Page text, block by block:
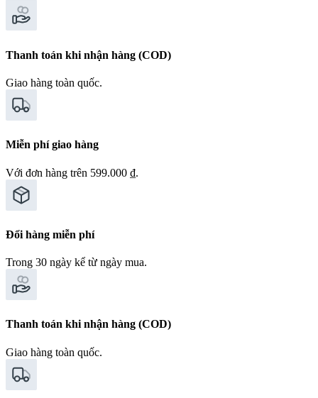
Thanh toán khi nhận hàng (COD)
Giao hàng toàn quốc.
Miễn phí giao hàng
Với đơn hàng trên 599.000 ₫.
Đổi hàng miễn phí
Trong 30 ngày kể từ ngày mua.
Thanh toán khi nhận hàng (COD)
Giao hàng toàn quốc.